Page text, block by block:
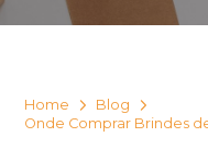
Home
Blog
Onde Comprar Brindes
Eu concordo
qualquer momento.